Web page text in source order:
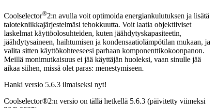
Coolselector®2:n avulla voit optimoida energiankulutuksen ja lisätä
talotekniikkajärjestelmäsi tehokkuutta. Voit laatia objektiiviset
laskelmat käyttöolosuhteiden, kuten jäähdytyskapasiteetin,
jäähdytysaineen, haihtumisen ja kondensaatiolämpötilan mukaan, ja
valita sitten käyttökohteeseesi parhaan komponenttikokoonpanon.
Meillä monimutkaisuus ei jää käyttäjän huoleksi, vaan sinulle jää
aikaa siihen, missä olet paras: menestymiseen.
Hanki versio 5.6.3 ilmaiseksi nyt!
Coolselector®2:n versio on tällä hetkellä 5.6.3 (päivitetty viimeksi